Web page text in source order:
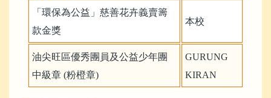
「環保為公益」慈善花卉義賣籌
款金獎
本校
油尖旺區優秀團員及公益少年團
中級章 (粉橙章)
GURUNG
KIRAN